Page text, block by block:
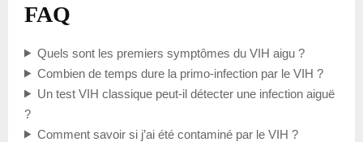
FAQ
Quels sont les premiers symptômes du VIH aigu ?
Combien de temps dure la primo-infection par le VIH ?
Un test VIH classique peut-il détecter une infection aiguë
?
Comment savoir si j’ai été contaminé par le VIH ?